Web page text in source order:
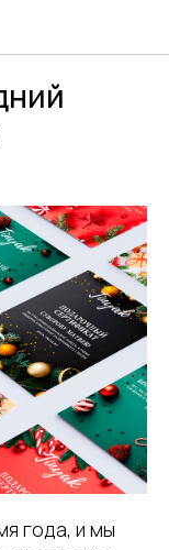
года, и мы